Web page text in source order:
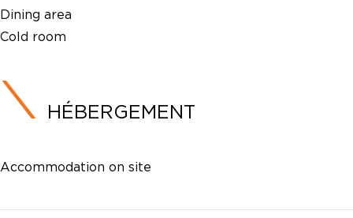
Dining area
Cold room
HÉBERGEMENT
Accommodation on site